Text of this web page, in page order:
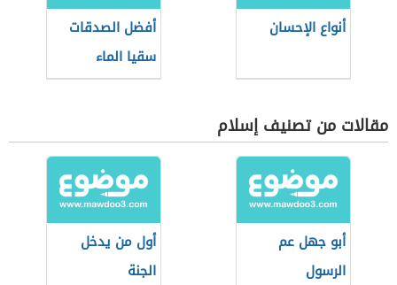
أنواع الإحسان
أفضل الصدقات
سقيا الماء
مقالات من تصنيف إسلام
أبو جهل عم
الرسول
أول من يدخل
الجنة